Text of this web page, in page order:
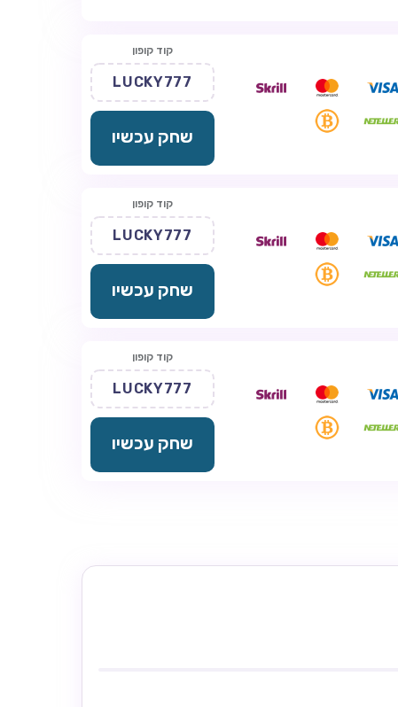
קוד קופון
LUCKY777
שחק עכשיו
קוד קופון
LUCKY777
שחק עכשיו
קוד קופון
LUCKY777
שחק עכשיו